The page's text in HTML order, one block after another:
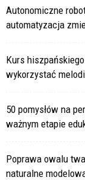
Autonomiczne
automatyzacja
Kurs
wykorzystać
50 pomysłów na
ważnym etapie
Poprawa owalu
naturalne